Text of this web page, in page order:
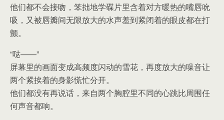
他们都不会接吻，笨拙地学碟片里含着对方暖热的嘴唇吮
吸，又被唇瓣间无限放大的水声羞到紧闭着的眼皮都在打
颤。
“哒——”
屏幕里的画面变成高频度闪动的雪花，再度放大的噪音让
两个紧挨着的身影慌忙分开。
他们都没有再说话，来自两个胸腔里不同的心跳比周围任
何声音都响。